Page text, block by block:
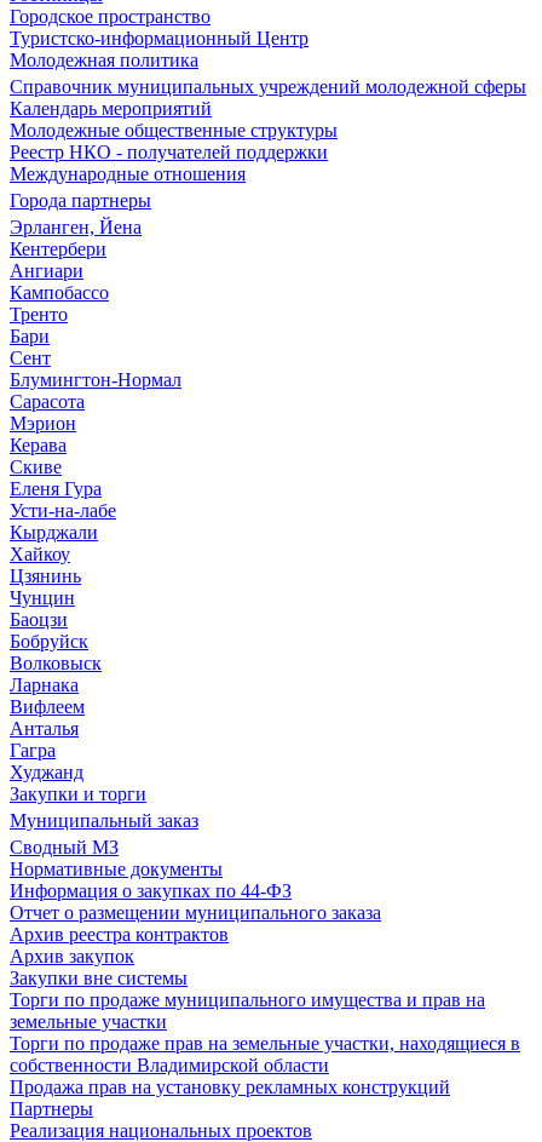
Городское пространство
Туристско-информационный Центр
Молодежная политика
Справочник муниципальных учреждений молодежной сферы
Календарь мероприятий
Молодежные общественные структуры
Реестр НКО - получателей поддержки
Международные отношения
Города партнеры
Эрланген, Йена
Кентербери
Ангиари
Кампобассо
Тренто
Бари
Сент
Блумингтон-Нормал
Сарасота
Мэрион
Керава
Скиве
Еленя Гура
Усти-на-лабе
Кырджали
Хайкоу
Цзянинь
Чунцин
Баоцзи
Бобруйск
Волковыск
Ларнака
Вифлеем
Анталья
Гагра
Худжанд
Закупки и торги
Муниципальный заказ
Сводный МЗ
Нормативные документы
Информация о закупках по 44-ФЗ
Отчет о размещении муниципального заказа
Архив реестра контрактов
Архив закупок
Закупки вне системы
Торги по продаже муниципального имущества и прав на
земельные участки
Торги по продаже прав на земельные участки, находящиеся в
собственности Владимирской области
Продажа прав на установку рекламных конструкций
Партнеры
Реализация национальных проектов